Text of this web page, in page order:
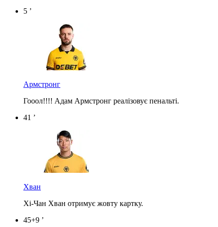
5 ’
Армстронг
Гооол!!!! Адам Армстронг реалізовує пенальті.
41 ’
Хван
Хі-Чан Хван отримує жовту картку.
45+9 ’